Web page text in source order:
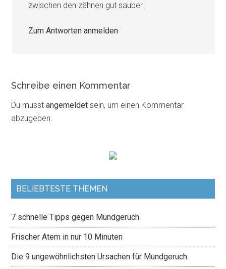
zwischen den zähnen gut sauber.
Zum Antworten anmelden
Schreibe einen Kommentar
Du musstangemeldet sein, um einen Kommentar
abzugeben.
BELIEBTESTE THEMEN
7 schnelle Tipps gegen Mundgeruch
Frischer Atem in nur 10 Minuten
Die 9 ungewöhnlichsten Ursachen für Mundgeruch